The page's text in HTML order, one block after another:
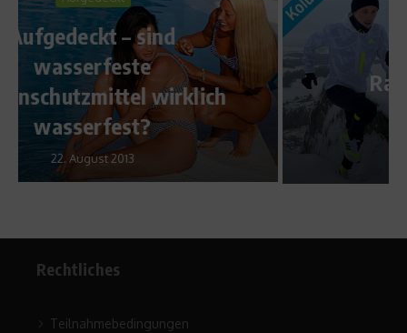
Kolumne
Ratlos in Klingenthal
24. Januar 2023
Rechtliches
Teilnahmebedingungen